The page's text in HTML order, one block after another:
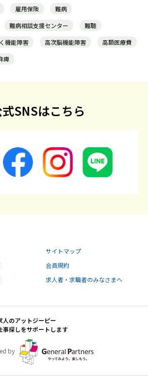
雇用保険
難病
難病相談支援センター
難聴
機能障害
高次脳機能障害
高額医療費
痺
SNSはこちら
サイトマップ
会員規約
求人者・求職者のみなさまへ
人のアットジーピー
事探しをサポートします
by